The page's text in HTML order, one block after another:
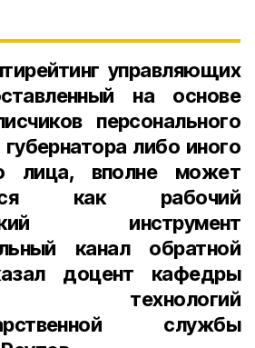
управляющих
на основе
персонального
губернатора либо иного
лица, вполне может
как рабочий
инструмент
канал обратной
доцент кафедры
технологий
службы